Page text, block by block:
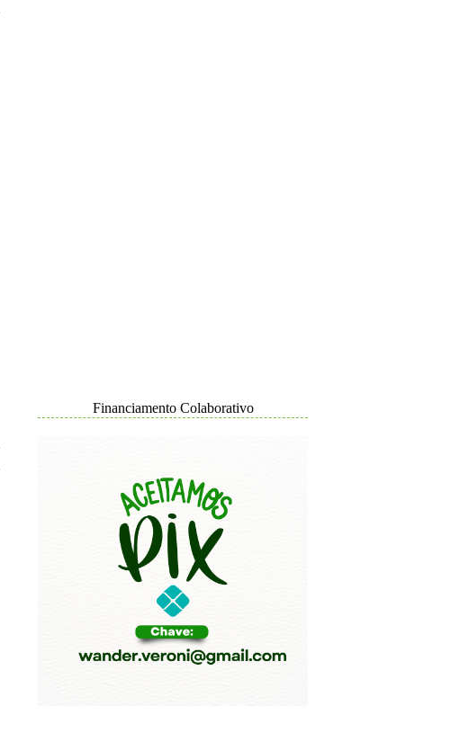
Financiamento Colaborativo